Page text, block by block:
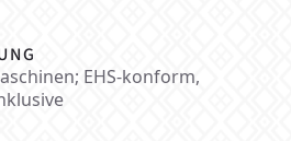
EHS-konform,